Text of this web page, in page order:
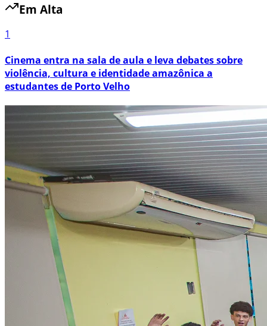
Em Alta
1
Cinema entra na sala de aula e leva debates sobre
violência, cultura e identidade amazônica a
estudantes de Porto Velho